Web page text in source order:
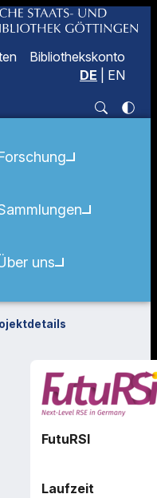
Bibliothekskonto
DE
EN
uns
FutuRSI
Laufzeit